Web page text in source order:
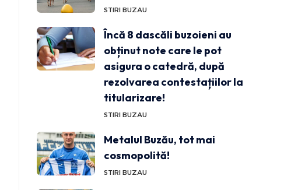
STIRI BUZAU
Încă 8 dascăli buzoieni au
obținut note care le pot
asigura o catedră, după
rezolvarea contestațiilor la
titularizare!
STIRI BUZAU
Metalul Buzău, tot mai
cosmopolită!
STIRI BUZAU